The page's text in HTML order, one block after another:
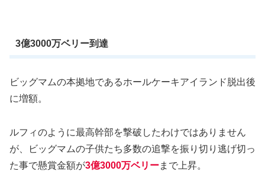
3億3000万ベリー到達
ビッグマムの本拠地であるホールケーキアイランド脱出後
に増額。
ルフィのように最高幹部を撃破したわけではありません
が、ビッグマムの子供たち多数の追撃を振り切り逃げ切っ
た事で懸賞金額が3億3000万ベリーまで上昇。